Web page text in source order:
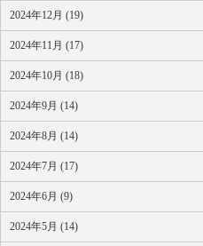
2024年12月 (19)
2024年11月 (17)
2024年10月 (18)
2024年9月 (14)
2024年8月 (14)
2024年7月 (17)
2024年6月 (9)
2024年5月 (14)